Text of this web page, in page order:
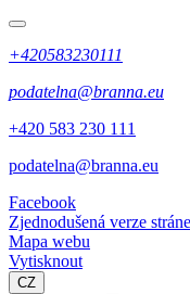
+420583230111
podatelna@branna.eu
+420 583 230 111
podatelna@branna.eu
Facebook
Zjednodušená verze
Mapa webu
Vytisknout
CZ